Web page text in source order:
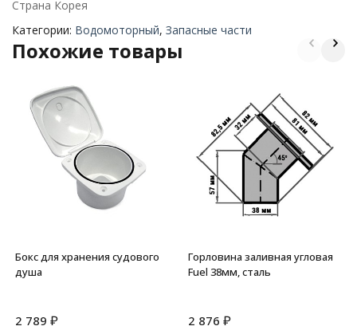
Страна Корея
Категории: Водомоторный, Запасные части
Похожие товары
Бокс для хранения судового
душа
2 789 ₽
Горловина заливная угловая
Fuel 38мм, сталь
2 876 ₽